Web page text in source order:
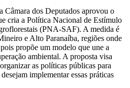
Câmara dos Deputados aprovou o
cria a Política Nacional de Estímulo
(PNA-SAF). A medida é
e Alto Paranaíba, regiões onde
propõe um modelo que une a
ambiental. A proposta visa
as políticas públicas para
implementar essas práticas